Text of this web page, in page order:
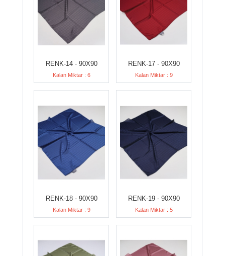
RENK-14 - 90X90
Kalan Miktar : 6
RENK-17 - 90X90
Kalan Miktar : 9
RENK-18 - 90X90
Kalan Miktar : 9
RENK-19 - 90X90
Kalan Miktar : 5